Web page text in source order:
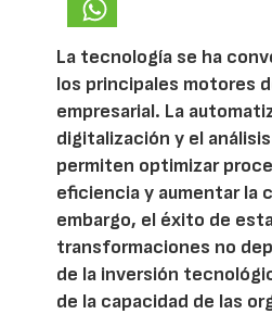
La tecnología se ha
los principales motores
empresarial. La
digitalización y el
permiten optimizar
eficiencia y aumentar la
embargo, el éxito de
transformaciones no
de la inversión
de la capacidad de las